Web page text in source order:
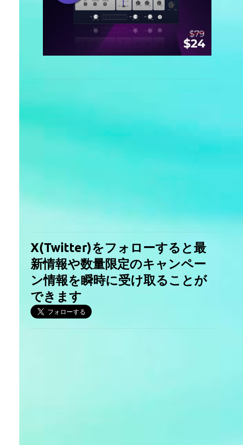
X(Twitter)をフォローすると最
新情報や数量限定のキャンペー
ン情報を瞬時に受け取ることが
できます